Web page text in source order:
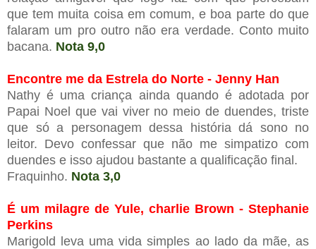
que tem muita coisa em comum, e boa parte do que
falaram um pro outro não era verdade. Conto muito
bacana. Nota 9,0
Encontre me da Estrela do Norte - Jenny Han
Nathy é uma criança ainda quando é adotada por
Papai Noel que vai viver no meio de duendes, triste
que só a personagem dessa história dá sono no
leitor. Devo confessar que não me simpatizo com
duendes e isso ajudou bastante a qualificação final.
Fraquinho. Nota 3,0
É um milagre de Yule, charlie Brown - Stephanie
Perkins
Marigold leva uma vida simples ao lado da mãe, as